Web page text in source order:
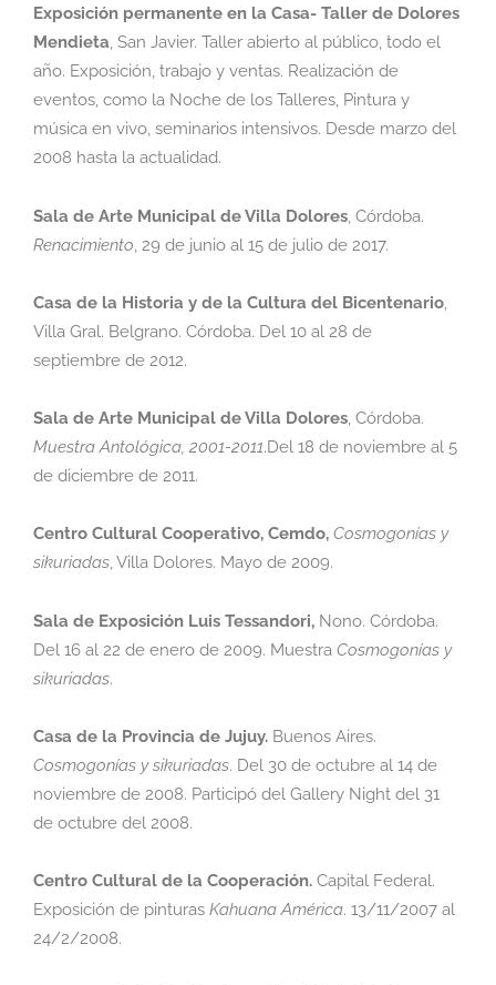
Exposición permanente en la Casa- Taller de Dolores
Mendieta, San Javier. Taller abierto al público, todo el
año. Exposición, trabajo y ventas. Realización de
eventos, como la Noche de los Talleres, Pintura y
música en vivo, seminarios intensivos. Desde marzo del
2008 hasta la actualidad.
Sala de Arte Municipal de Villa Dolores, Córdoba.
Renacimiento, 29 de junio al 15 de julio de 2017.
Casa de la Historia y de la Cultura del Bicentenario,
Villa Gral. Belgrano. Córdoba. Del 10 al 28 de
septiembre de 2012.
Sala de Arte Municipal de Villa Dolores, Córdoba.
Muestra Antológica, 2001-2011.Del 18 de noviembre al 5
de diciembre de 2011.
Centro Cultural Cooperativo, Cemdo, Cosmogonías y
sikuriadas,Villa Dolores. Mayo de 2009.
Sala de Exposición Luis Tessandori, Nono. Córdoba.
Del 16 al 22 de enero de 2009. Muestra Cosmogonías y
sikuriadas.
Casa de la Provincia de Jujuy. Buenos Aires.
Cosmogonías y sikuriadas. Del 30 de octubre al 14 de
noviembre de 2008. Participó del Gallery Night del 31
de octubre del 2008.
Centro Cultural de la Cooperación. Capital Federal.
Exposición de pinturas KahuanaAmérica. 13/11/2007 al
24/2/2008.